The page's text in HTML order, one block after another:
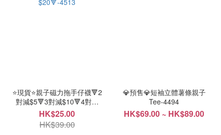
⭐現貨⭐親子磁力拖手仔襪🔻2
對減$5🔻3對減$10🔻4對減
$20🔻-4513
HK$25.00
HK$39.00
💎預售💎短袖立體薯條親子
Tee-4494
HK$69.00 ~ HK$89.00